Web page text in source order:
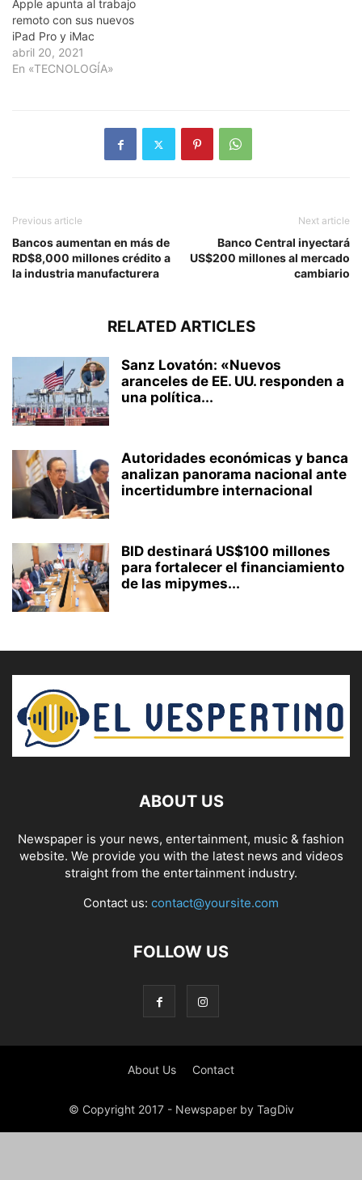
Apple apunta al trabajo
remoto con sus nuevos
iPad Pro y iMac
abril 20, 2021
En «TECNOLOGÍA»
Previous article
Bancos aumentan en más de
RD$8,000 millones crédito a
la industria manufacturera
Next article
Banco Central inyectará
US$200 millones al mercado
cambiario
RELATED ARTICLES
Sanz Lovatón: «Nuevos
aranceles de EE. UU. responden a
una política...
Autoridades económicas y banca
analizan panorama nacional ante
incertidumbre internacional
BID destinará US$100 millones
para fortalecer el financiamiento
de las mipymes...
ABOUT US
Newspaper is your news, entertainment, music & fashion
website. We provide you with the latest news and videos
straight from the entertainment industry.
Contact us: contact@yoursite.com
FOLLOW US
About Us Contact
© Copyright 2017 - Newspaper by TagDiv